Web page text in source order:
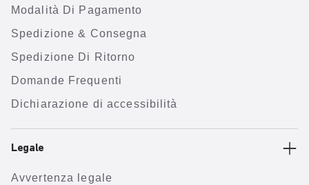
Modalità Di Pagamento
Spedizione & Consegna
Spedizione Di Ritorno
Domande Frequenti
Dichiarazione di accessibilità
Legale
Avvertenza legale